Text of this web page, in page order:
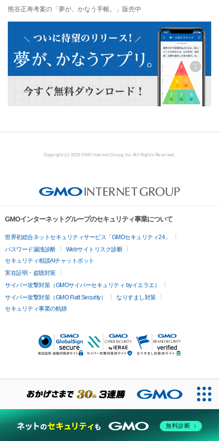
熊谷正寿考案の「夢が、かなう手帳。」販売中
Copyright (c) 2026 GMO Internet Group, Inc. All Rights Reserved.
GMOインターネットグループのセキュリティ事業について
世界初総合ネットセキュリティサービス「GMOセキュリティ24」
パスワード漏洩診断
Webサイトリスク診断
セキュリティ相談AIチャットボット
実在証明・盗聴対策
サイバー攻撃対策（GMOサイバーセキュリティ byイエラエ）
サイバー攻撃対策（GMO Flatt Security）
なりすまし対策
セキュリティ事業の軌跡
無料診断